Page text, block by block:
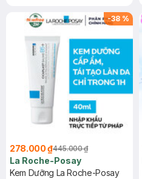
-38 %
278.000 ₫445.000 ₫
La Roche-Posay
Kem Dưỡng La Roche-Posay